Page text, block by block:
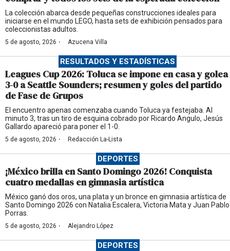
La colección abarca desde pequeñas construcciones ideales para
iniciarse en el mundo LEGO, hasta sets de exhibición pensados para
coleccionistas adultos.
5 de agosto, 2026 · Azucena Villa
RESULTADOS Y ESTADÍSTICAS
Leagues Cup 2026: Toluca se impone en casa y golea
3-0 a Seattle Sounders; resumen y goles del partido
de Fase de Grupos
El encuentro apenas comenzaba cuando Toluca ya festejaba. Al
minuto 3, tras un tiro de esquina cobrado por Ricardo Angulo, Jesús
Gallardo apareció para poner el 1-0.
5 de agosto, 2026 · Redacción La-Lista
DEPORTES
¡México brilla en Santo Domingo 2026! Conquista
cuatro medallas en gimnasia artística
México ganó dos oros, una plata y un bronce en gimnasia artística de
Santo Domingo 2026 con Natalia Escalera, Victoria Mata y Juan Pablo
Porras.
5 de agosto, 2026 · Alejandro López
DEPORTES